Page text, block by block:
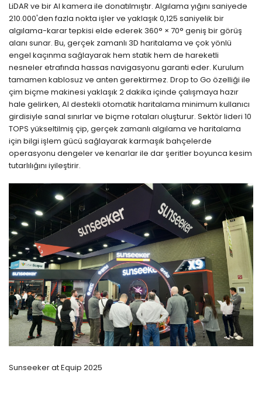
LiDAR ve bir AI kamera ile donatılmıştır. Algılama yığını saniyede
210.000'den fazla nokta işler ve yaklaşık 0,125 saniyelik bir
algılama-karar tepkisi elde ederek 360° × 70° geniş bir görüş
alanı sunar. Bu, gerçek zamanlı 3D haritalama ve çok yönlü
engel kaçınma sağlayarak hem statik hem de hareketli
nesneler etrafında hassas navigasyonu garanti eder. Kurulum
tamamen kablosuz ve anten gerektirmez. Drop to Go özelliği ile
çim biçme makinesi yaklaşık 2 dakika içinde çalışmaya hazır
hale gelirken, AI destekli otomatik haritalama minimum kullanıcı
girdisiyle sanal sınırlar ve biçme rotaları oluşturur. Sektör lideri 10
TOPS yükseltilmiş çip, gerçek zamanlı algılama ve haritalama
için bilgi işlem gücü sağlayarak karmaşık bahçelerde
operasyonu dengeler ve kenarlar ile dar şeritler boyunca kesim
tutarlılığını iyileştirir.
Sunseeker at Equip 2025